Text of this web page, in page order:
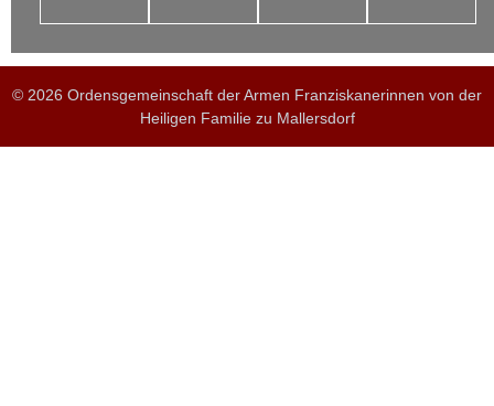
© 2026 Ordensgemeinschaft der Armen Franziskanerinnen von der
Heiligen Familie zu Mallersdorf